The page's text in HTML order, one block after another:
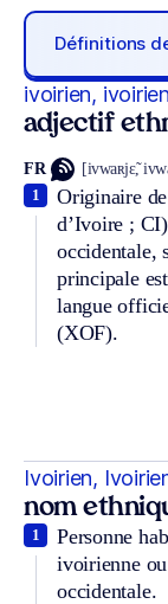
Définitions
ivoirien,
adjectif
FR [ivwaʀjɛ̃,
Originaire
d’Ivoire ;
occidentale,
principale
langue
(XOF).
1
Ivoirien,
nom
Personne
ivoirienne
occidentale.
1